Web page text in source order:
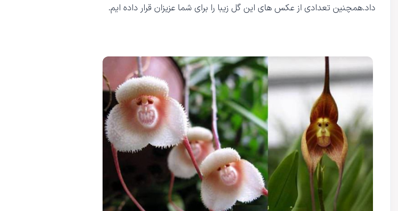
داد.همچنین تعدادی از عکس های این گل زیبا را برای شما عزیزان قرار داده ایم.